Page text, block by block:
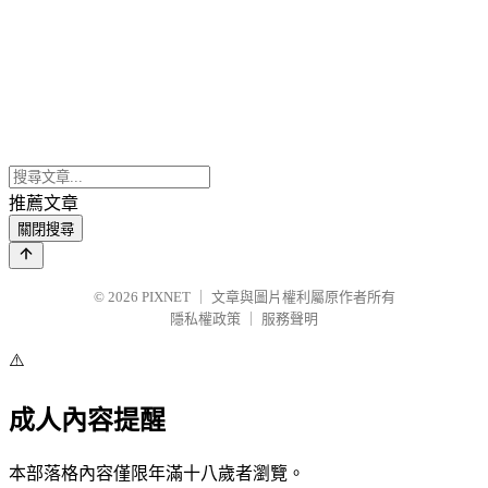
推薦文章
關閉搜尋
© 2026 PIXNET
文章與圖片權利屬原作者所有
隱私權政策
服務聲明
⚠️
成人內容提醒
本部落格內容僅限年滿十八歲者瀏覽。